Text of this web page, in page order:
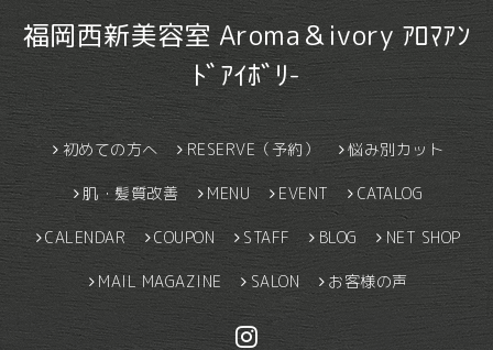
福岡西新美容室 Aroma＆ivory ｱﾛﾏｱﾝ
ﾄﾞｱｲﾎﾞﾘ-
初めての方へ RESERVE（予約） 悩み別カット
肌・髪質改善 MENU EVENT CATALOG
CALENDAR COUPON STAFF BLOG NET SHOP
MAIL MAGAZINE SALON お客様の声